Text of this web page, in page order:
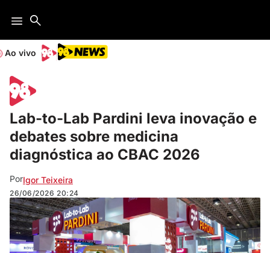
Ao vivo
Lab-to-Lab Pardini leva inovação e
debates sobre medicina
diagnóstica ao CBAC 2026
PorIgor Teixeira
26/06/2026 20:24